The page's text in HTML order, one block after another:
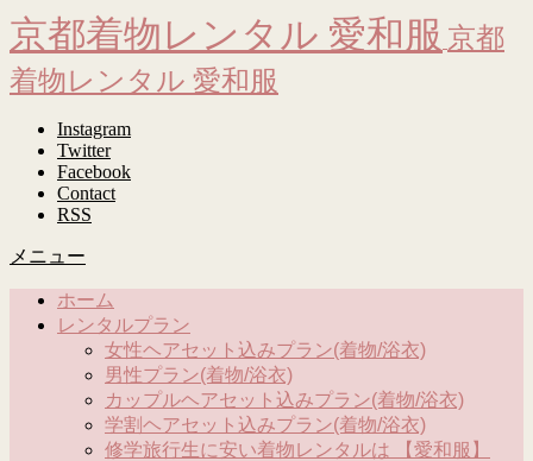
京都着物レンタル 愛和服 京都
着物レンタル 愛和服
Instagram
Twitter
Facebook
Contact
RSS
メニュー
ホーム
レンタルプラン
女性ヘアセット込みプラン(着物/浴衣)
男性プラン(着物/浴衣)
カップルヘアセット込みプラン(着物/浴衣)
学割ヘアセット込みプラン(着物/浴衣)
修学旅行生に安い着物レンタルは 【愛和服】